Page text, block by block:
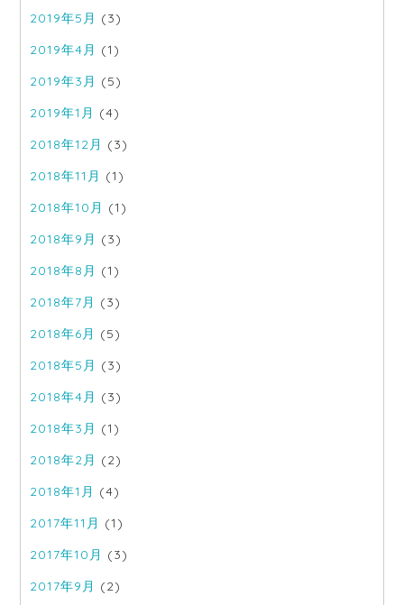
2019年5月 (3)
2019年4月 (1)
2019年3月 (5)
2019年1月 (4)
2018年12月 (3)
2018年11月 (1)
2018年10月 (1)
2018年9月 (3)
2018年8月 (1)
2018年7月 (3)
2018年6月 (5)
2018年5月 (3)
2018年4月 (3)
2018年3月 (1)
2018年2月 (2)
2018年1月 (4)
2017年11月 (1)
2017年10月 (3)
2017年9月 (2)